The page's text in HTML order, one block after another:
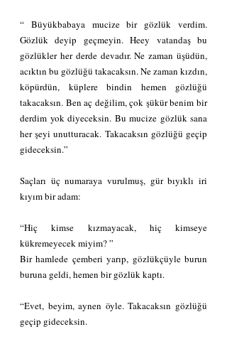
“ Büyükbabaya mucize bir gözlük verdim.
Gözlük deyip geçmeyin. Heey vatandaş bu
gözlükler her derde devadır. Ne zaman üşüdün,
acıktın bu gözlüğü takacaksın. Ne zaman kızdın,
köpürdün, küplere bindin hemen gözlüğü
takacaksın. Ben aç değilim, çok şükür benim bir
derdim yok diyeceksin. Bu mucize gözlük sana
her şeyi unutturacak. Takacaksın gözlüğü geçip
gideceksin.”
Saçları üç numaraya vurulmuş, gür bıyıklı iri
kıyım bir adam:
“Hiç kimse kızmayacak, hiç kimseye
kükremeyecek miyim? ”
Bir hamlede çemberi yarıp, gözlükçüyle burun
buruna geldi, hemen bir gözlük kaptı.
“Evet, beyim, aynen öyle. Takacaksın gözlüğü
geçip gideceksin.